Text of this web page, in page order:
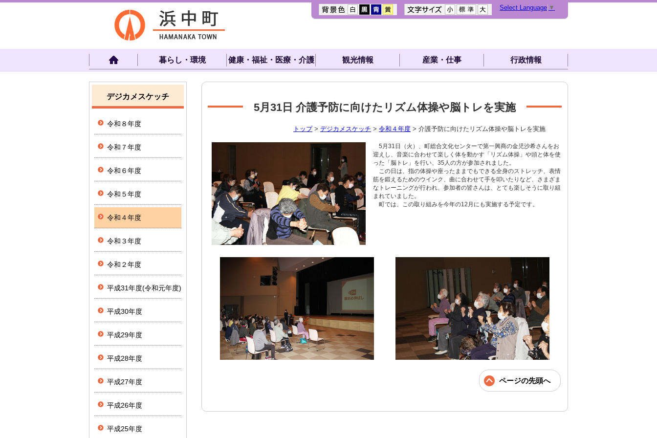
Select Language ▼
暮らし・環境 健康・福祉・医療・介護 観光情報 産業・仕事 行政情報
5月31日 介護予防に向けたリズム体操や脳トレを実施
トップ> デジカメスケッチ > 令和４年度 > 介護予防に向けたリズム体操や脳トレを実施
5月31日（火）、町総合文化センターで第一興商の金児沙希さんをお
迎えし、音楽に合わせて楽しく体を動かす「リズム体操」や頭と体を使
った「脳トレ」を行い、35人の方が参加されました。
この日は、指の体操や座ったままでもできる全身のストレッチ、表情
筋を鍛えるためのウインク、曲に合わせて手を叩いたりなど、さまざま
なトレーニングが行われ、参加者の皆さんは、とても楽しそうに取り組
まれていました。
町では、この取り組みを今年の12月にも実施する予定です。
ページの先頭へ
デジカメスケッチ
令和８年度
令和７年度
令和６年度
令和５年度
令和４年度
令和３年度
令和２年度
平成31年度(令和元年度)
平成30年度
平成29年度
平成28年度
平成27年度
平成26年度
平成25年度